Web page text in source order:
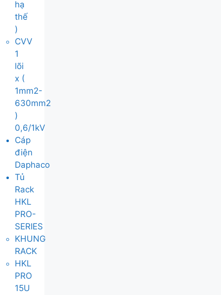
hạ
thế
)
CVV
1
lõi
x (
1mm2-
630mm2
)
0,6/1kV
Cáp
điện
Daphaco
Tủ
Rack
HKL
PRO-
SERIES
KHUNG
RACK
HKL
PRO
15U